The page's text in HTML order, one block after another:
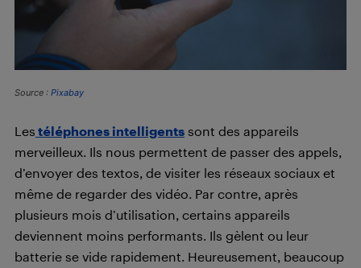
Source : Pixabay
Les téléphones intelligents sont des appareils
merveilleux. Ils nous permettent de passer des appels,
d’envoyer des textos, de visiter les réseaux sociaux et
même de regarder des vidéo. Par contre, après
plusieurs mois d’utilisation, certains appareils
deviennent moins performants. Ils gèlent ou leur
batterie se vide rapidement. Heureusement, beaucoup